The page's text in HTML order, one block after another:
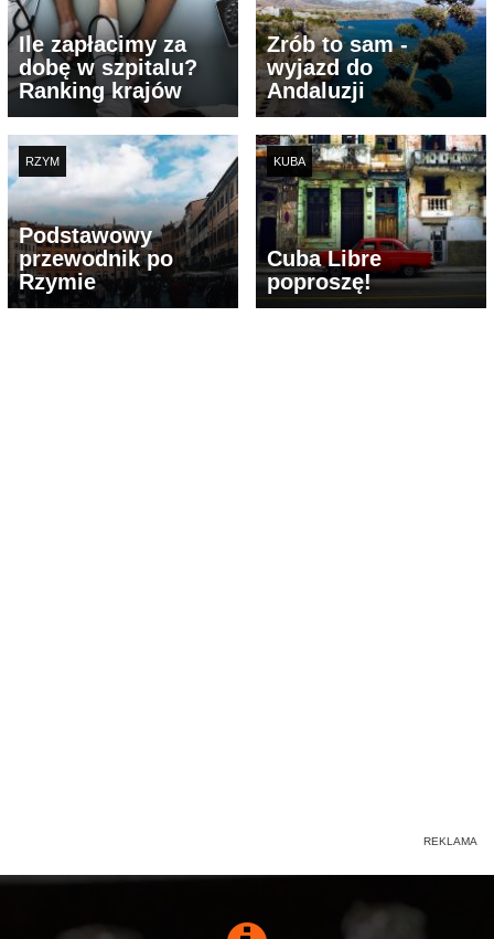
Ile zapłacimy za
dobę w szpitalu?
Ranking krajów
Zrób to sam -
wyjazd do
Andaluzji
RZYM
Podstawowy
przewodnik po
Rzymie
KUBA
Cuba Libre
poproszę!